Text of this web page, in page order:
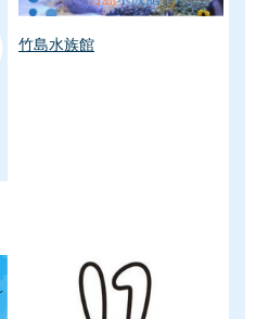
竹島水族館